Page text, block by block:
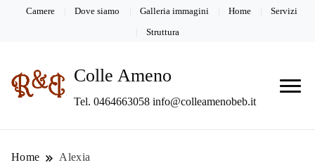
Camere Dove siamo Galleria immagini Home Servizi
Struttura
Colle Ameno
Tel. 0464663058 info@colleamenobeb.it
Home Alexia